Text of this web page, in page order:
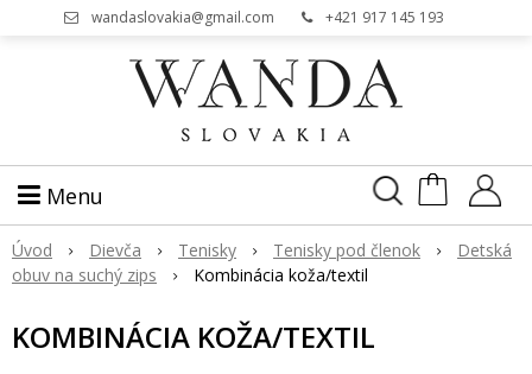
wandaslovakia@gmail.com +421 917 145 193
Menu
Úvod Dievča Tenisky Tenisky pod členok
Detsk
obuv na suchý zips
Kombinácia koža/textil
KOMBINÁCIA KOŽA/TEXTIL